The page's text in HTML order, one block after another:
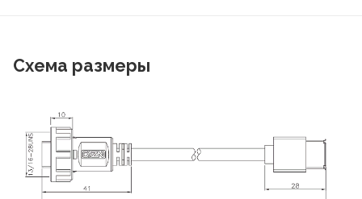
Схема размеры